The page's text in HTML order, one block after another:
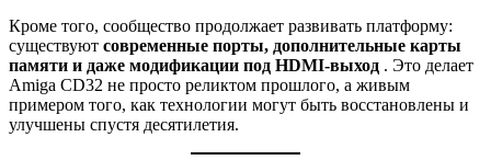
Кроме того, сообщество продолжает развивать платформу:
существуют современные порты, дополнительные карты
памяти и даже модификации под HDMI-выход . Это делает
Amiga CD32 не просто реликтом прошлого, а живым
примером того, как технологии могут быть восстановлены и
улучшены спустя десятилетия.